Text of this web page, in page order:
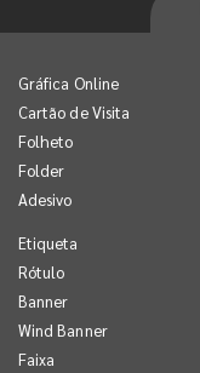
Gráfica Online
Cartão de Visita
Folheto
Folder
Adesivo
Etiqueta
Rótulo
Banner
Wind Banner
Faixa